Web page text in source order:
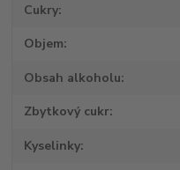
Cukry
Objem
Obsah alkoholu
Zbytkový cukr
Kyselinky